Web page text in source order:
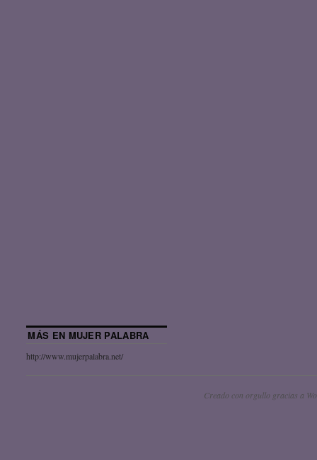
MÁS EN MUJER PALABRA
http://www.mujerpalabra.net/
Creado con orgullo gracias a